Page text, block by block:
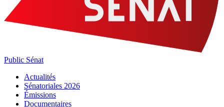
Public Sénat
Actualités
Sénatoriales 2026
Émissions
Documentaires